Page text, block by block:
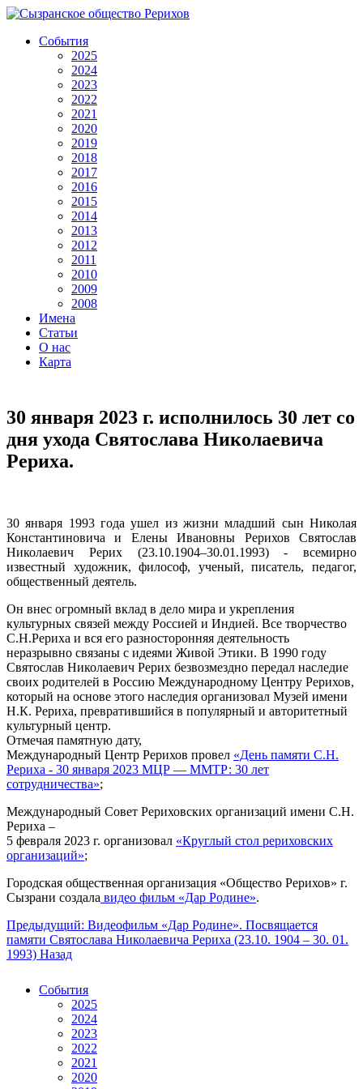
События
2025
2024
2023
2022
2021
2020
2019
2018
2017
2016
2015
2014
2013
2012
2011
2010
2009
2008
Имена
Статьи
О нас
Карта
30 января 2023 г. исполнилось 30 лет со
дня ухода Святослава Николаевича
Рериха.
30 января 1993 года ушел из жизни младший сын Николая
Константиновича и Елены Ивановны Рерихов Святослав
Николаевич Рерих (23.10.1904–30.01.1993) - всемирно
известный художник, философ, ученый, писатель, педагог,
общественный деятель.
Он внес огромный вклад в дело мира и укрепления
культурных связей между Россией и Индией. Все творчество
С.Н.Рериха и вся его разносторонняя деятельность
неразрывно связаны с идеями Живой Этики. В 1990 году
Святослав Николаевич Рерих безвозмездно передал наследие
своих родителей в Россию Международному Центру Рерихов,
который на основе этого наследия организовал Музей имени
Н.К. Рериха, превратившийся в популярный и авторитетный
культурный центр.
Отмечая памятную дату,
Международный Центр Рерихов провел «День памяти С.Н.
Рериха - 30 января 2023 МЦР — ММТР: 30 лет
сотрудничества»;
Международный Совет Рериховских организаций имени С.Н.
Рериха –
5 февраля 2023 г. организовал «Круглый стол рериховских
организаций»;
Городская общественная организация «Общество Рерихов» г.
Сызрани создала видео фильм «Дар Родине».
Предыдущий: Видеофильм «Дар Родине». Посвящается
памяти Святослава Николаевича Рериха (23.10. 1904 – 30. 01.
1993) Назад
События
2025
2024
2023
2022
2021
2020